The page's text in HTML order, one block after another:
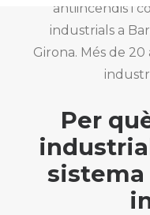
antiincendis i
industrials a
Girona. Més de
Per